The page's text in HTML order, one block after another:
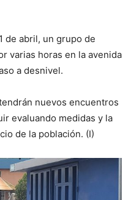
de abril, un grupo de
varias horas en la avenida
a desnivel.
nuevos encuentros
evaluando medidas y la
de la población. (I)